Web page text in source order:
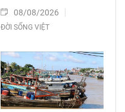
08/08/2026
ĐỜI SỐNG VIỆT